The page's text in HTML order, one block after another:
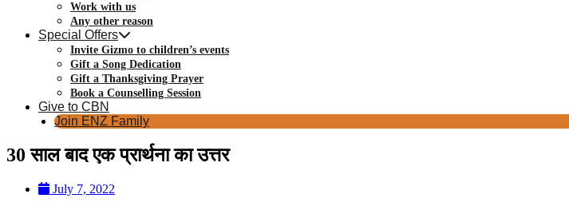
Work with us
Any other reason
Special Offers
Invite Gizmo to children’s events
Gift a Song Dedication
Gift a Thanksgiving Prayer
Book a Counselling Session
Give to CBN
Join ENZ Family
30 साल बाद एक प्रार्थना का उत्तर
July 7, 2022